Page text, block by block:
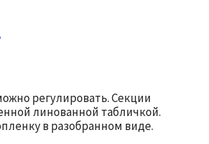
регулировать. Секции
линованной табличкой.
в разобранном виде.